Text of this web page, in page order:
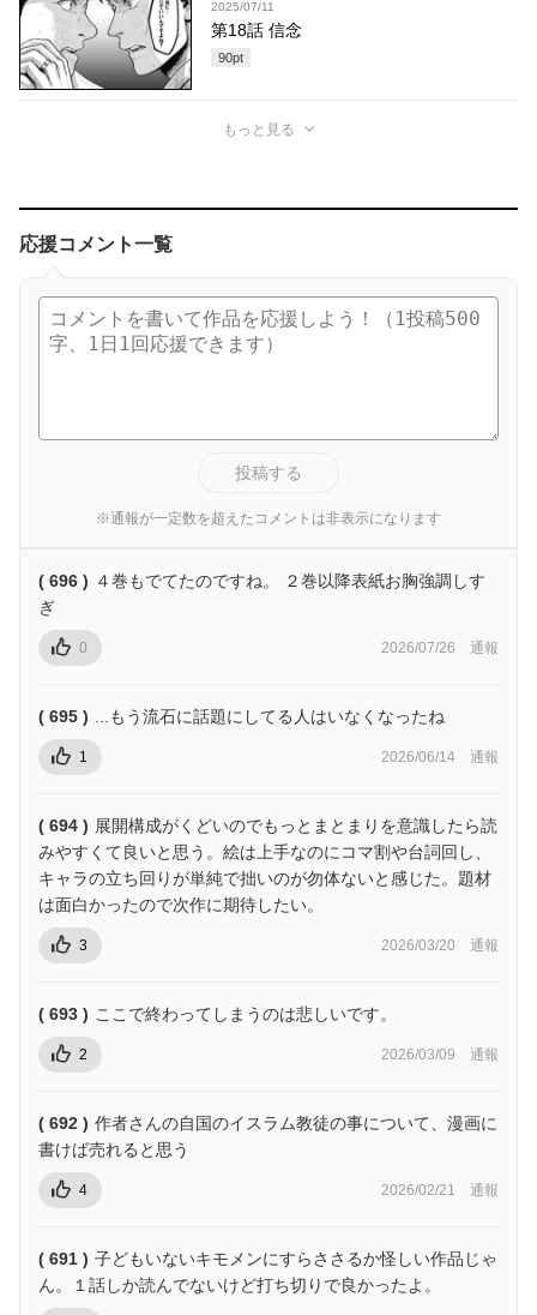
2025/07/11
第18話 信念
90pt
もっと見る
応援コメント一覧
投稿する
※通報が一定数を超えたコメントは非表示になります
( 696 ) ４巻もでてたのですね。 ２巻以降表紙お胸強調しす
ぎ
0 2026/07/26 通報
( 695 ) ...もう流石に話題にしてる人はいなくなったね
1 2026/06/14 通報
( 694 ) 展開構成がくどいのでもっとまとまりを意識したら読
みやすくて良いと思う。絵は上手なのにコマ割や台詞回し、
キャラの立ち回りが単純で拙いのが勿体ないと感じた。題材
は面白かったので次作に期待したい。
3 2026/03/20 通報
( 693 ) ここで終わってしまうのは悲しいです。
2 2026/03/09 通報
( 692 ) 作者さんの自国のイスラム教徒の事について、漫画に
書けば売れると思う
4 2026/02/21 通報
( 691 ) 子どもいないキモメンにすらささるか怪しい作品じゃ
ん。１話しか読んでないけど打ち切りで良かったよ。